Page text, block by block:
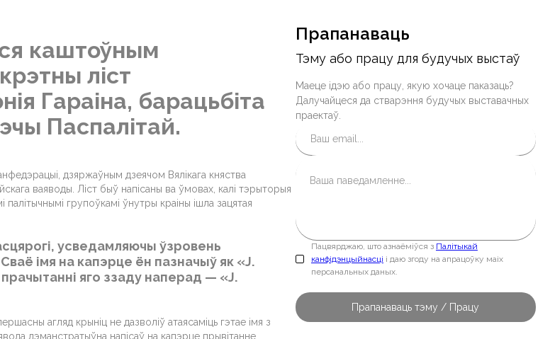
каштоўным
ліст
Гараіна, барацьбіта
Паспалітай.
дзяржаўным дзеячом Вялікага княства
ваяводы. Ліст быў напісаны ва ўмовах, калі тэрыторыя
палітычнымі групоўкамі ўнутры краіны ішла зацятая
усведамляючы ўзровень
імя на капэрце ён пазначыў як «J.
яго ззаду наперад — «J.
агляд крыніц не дазволіў атаясаміць гэтае імя з
дэманстратыўна напісаў на капэрце прывітанне
Прапанаваць
Тэму або працу для будучых выстаў
Маеце ідэю або працу, якую хочаце паказаць?
Далучайцеся да стварэння будучых выставачных
праектаў.
Пацвярджаю, што азнаёміўся з Палітыкай
канфідэнцыйнасці і даю згоду на апрацоўку маіх
персанальных даных.